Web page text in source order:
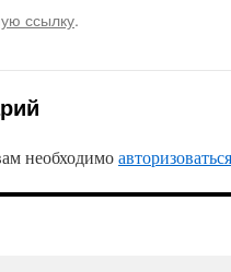
ссылку.
необходимоавторизоваться